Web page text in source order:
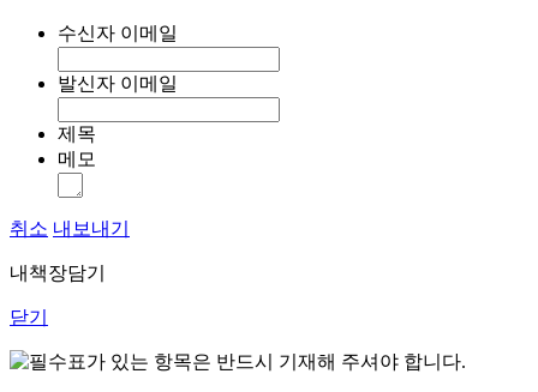
수신자 이메일
발신자 이메일
제목
메모
취소 내보내기
내책장담기
닫기
표가 있는 항목은 반드시 기재해 주셔야 합니다.